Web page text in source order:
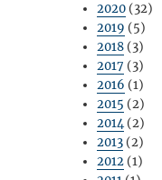
2020 (32)
2019 (5)
2018 (3)
2017 (3)
2016 (1)
2015 (2)
2014(2)
2013 (2)
2012 (1)